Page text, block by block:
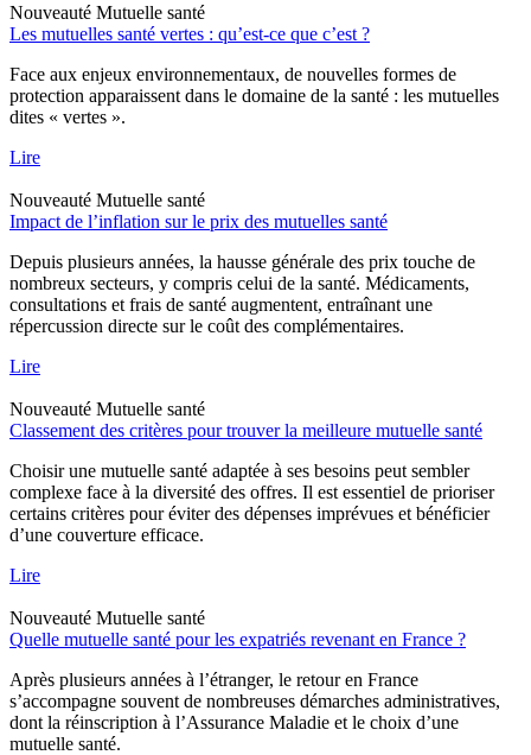
Nouveauté Mutuelle santé
Les mutuelles santé vertes : qu’est-ce que c’est ?
Face aux enjeux environnementaux, de nouvelles formes de
protection apparaissent dans le domaine de la santé : les mutuelles
dites « vertes ».
Lire
Nouveauté Mutuelle santé
Impact de l’inflation sur le prix des mutuelles santé
Depuis plusieurs années, la hausse générale des prix touche de
nombreux secteurs, y compris celui de la santé. Médicaments,
consultations et frais de santé augmentent, entraînant une
répercussion directe sur le coût des complémentaires.
Lire
Nouveauté Mutuelle santé
Classement des critères pour trouver la meilleure mutuelle santé
Choisir une mutuelle santé adaptée à ses besoins peut sembler
complexe face à la diversité des offres. Il est essentiel de prioriser
certains critères pour éviter des dépenses imprévues et bénéficier
d’une couverture efficace.
Lire
Nouveauté Mutuelle santé
Quelle mutuelle santé pour les expatriés revenant en France ?
Après plusieurs années à l’étranger, le retour en France
s’accompagne souvent de nombreuses démarches administratives,
dont la réinscription à l’Assurance Maladie et le choix d’une
mutuelle santé.